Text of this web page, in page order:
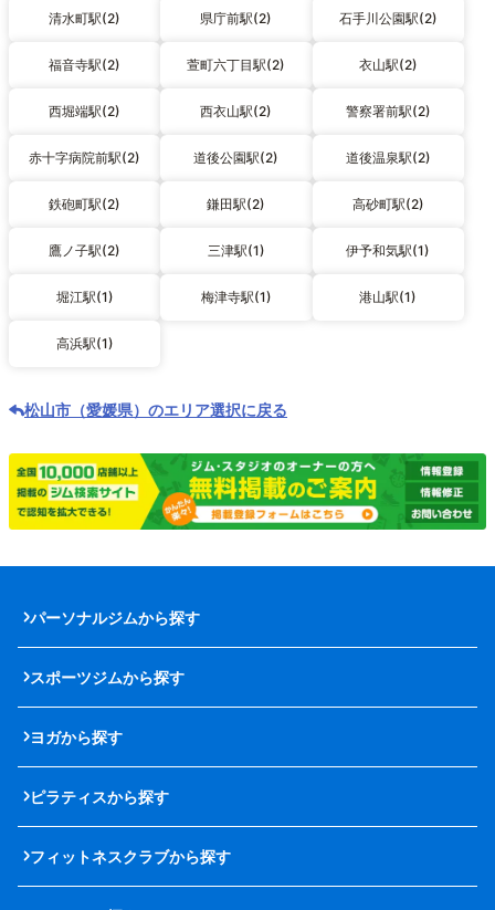
清水町駅(2) 県庁前駅(2) 石手川公園駅(2)
福音寺駅(2) 萱町六丁目駅(2) 衣山駅(2)
西堀端駅(2) 西衣山駅(2) 警察署前駅(2)
赤十字病院前駅(2) 道後公園駅(2) 道後温泉駅(2)
鉄砲町駅(2) 鎌田駅(2) 高砂町駅(2)
鷹ノ子駅(2) 三津駅(1) 伊予和気駅(1)
堀江駅(1) 梅津寺駅(1) 港山駅(1)
高浜駅(1)
松山市（愛媛県）のエリア選択に戻る
パーソナルジムから探す
スポーツジムから探す
ヨガから探す
ピラティスから探す
フィットネスクラブから探す